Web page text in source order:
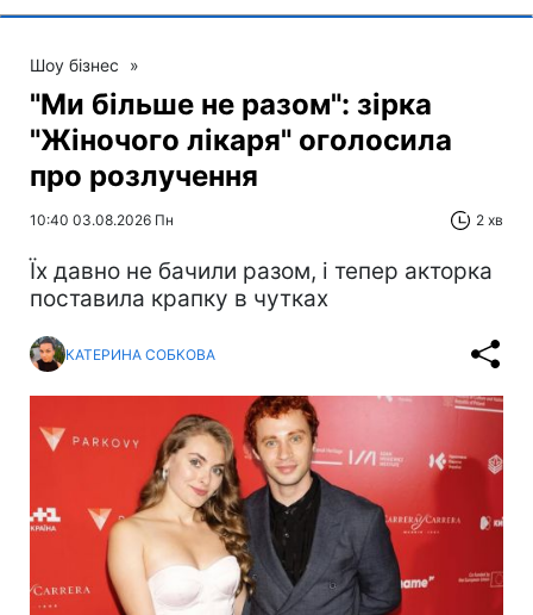
Шоу бізнес »
"Ми більше не разом": зірка
"Жіночого лікаря" оголосила
про розлучення
10:40 03.08.2026 Пн 2 хв
Їх давно не бачили разом, і тепер акторка
поставила крапку в чутках
КАТЕРИНА СОБКОВА